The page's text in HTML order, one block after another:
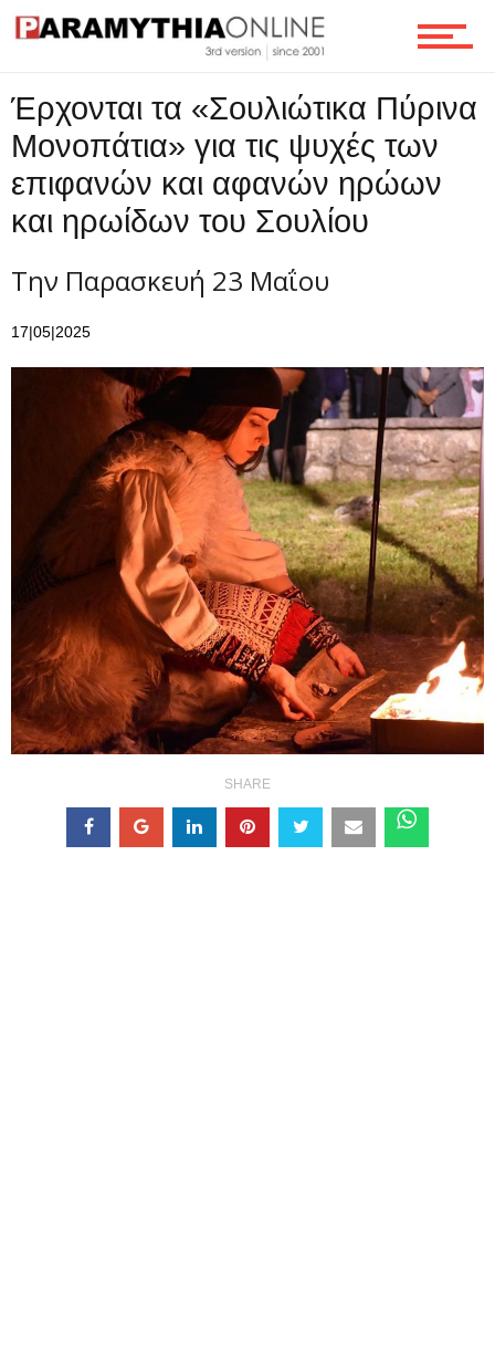
Ροή
Επικοινωνία
Έρχονται τα «Σουλιώτικα Πύρινα
Μονοπάτια» για τις ψυχές των
επιφανών και αφανών ηρώων
και ηρωίδων του Σουλίου
Την Παρασκευή 23 Μαΐου
17|05|2025
SHARE